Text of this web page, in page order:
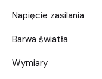
Napięcie zasilania
Barwa światła
Wymiary